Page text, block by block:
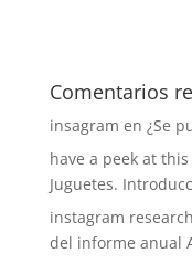
Comentarios
insagram en ¿Se
have a peek at
Juguetes.
instagram research
del informe anual